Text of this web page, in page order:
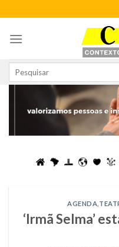
to
content
AGENDA
‘Irmã Selma’